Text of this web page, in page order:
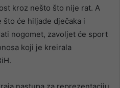
kroz nešto što nije rat. A
što će hiljade dječaka i
nogomet, zavoljet će sport
koji je kreirala
nastupa za reprezentaciju